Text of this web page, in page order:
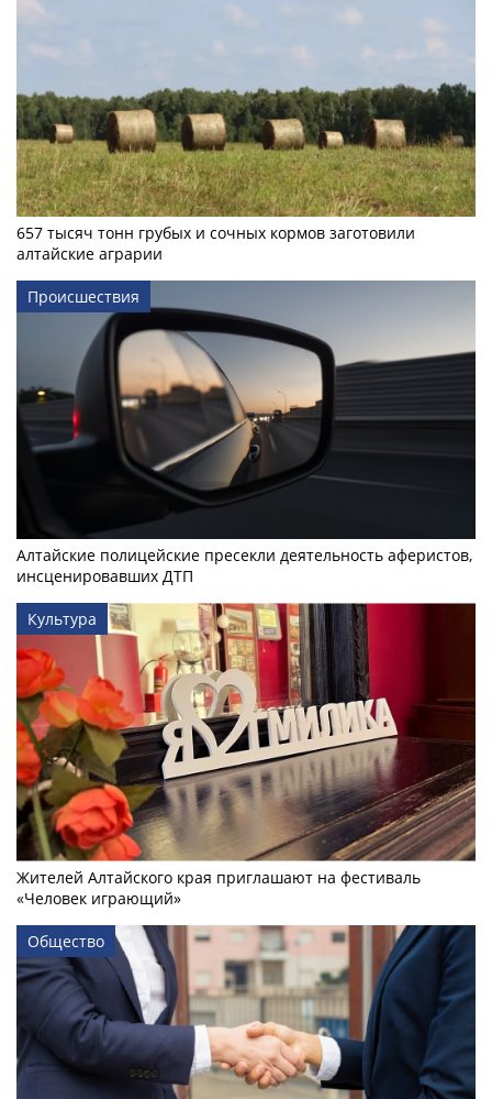
657 тысяч тонн грубых и сочных кормов заготовили
алтайские аграрии
Происшествия
Алтайские полицейские пресекли деятельность аферистов,
инсценировавших ДТП
Культура
Жителей Алтайского края приглашают на фестиваль
«Человек играющий»
Общество